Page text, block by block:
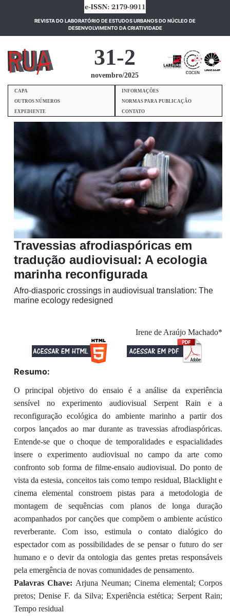
REVISTA DO LABORATÓRIO DE ESTUDOS URBANOS DO NÚCLEO DE
DESENVOLVIMENTO DA CRIATIVIDADE(current)
31-2
novembro/2025
CAPA
INFORMAÇÕES
OUTROS NÚMEROS
NORMAS PARA PUBLICAÇÃO
EXPEDIENTE
CONTATO
Travessias afrodiaspóricas em
tradução audiovisual: A ecologia
marinha reconfigurada
Afro-diasporic crossings in audiovisual translation: The
marine ecology redesigned
Irene de Araújo Machado*
Resumo:
O principal objetivo do ensaio é a análise da experiência
sensível no experimento audiovisual Serpent Rain e a
reconfiguração ecológica do ambiente marinho a partir dos
corpos lançados ao mar durante as travessias afrodiaspóricas.
Entende-se que o choque de temporalidades e espacialidades
insere o experimento audiovisual no campo da arte como
confronto sob forma de filme-ensaio audiovisual. Do ponto de
vista da estesia, conceitos tais como tempo residual, Blacklight e
cinema elemental constroem pistas para a metodologia de
montagem de sequências com planos de longa duração
acompanhados por canções que compõem o ambiente acústico
reverberante. Com isso, estimula o contato dialógico do
espectador com as possibilidades de se pensar o futuro do ser
humano e o devir da ontologia das gentes pretas responsáveis
pela emergência de novas comunidades de pensamento.
Palavras Chave: Arjuna Neuman; Cinema elemental; Corpos
pretos; Denise F. da Silva; Experiência estética; Serpent Rain;
Tempo residual